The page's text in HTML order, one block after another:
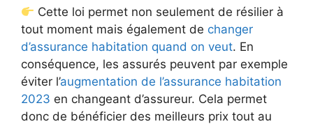
Cette loi permet non seulement de résilier à
tout moment mais également de changer
d’assurance habitation quand on veut. En
conséquence, les assurés peuvent par exemple
éviter l’augmentation de l’assurance habitation
2023 en changeant d’assureur. Cela permet
donc de bénéficier des meilleurs prix tout au